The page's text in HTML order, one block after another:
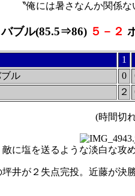
〝俺には暑さなんか関係
ブル(85.5⇒86) ５－２
1
ル
0
２
(時間切
敵に塩を送るような淡白な攻
井が２失点完投。近藤が